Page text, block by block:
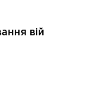
вій